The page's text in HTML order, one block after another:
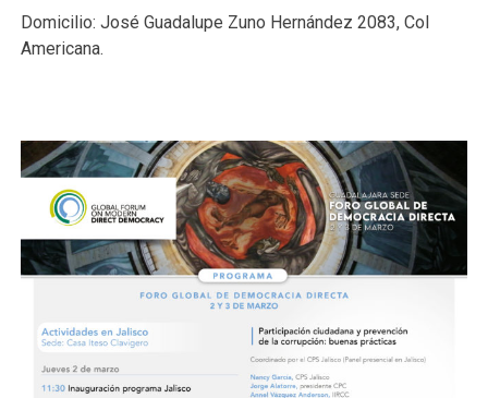
Domicilio: José Guadalupe Zuno Hernández 2083, Col
Americana.